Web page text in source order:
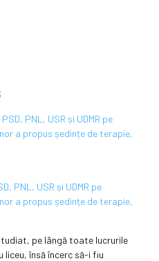
PNL, USR și UDMR pe
a propus ședințe de terapie,
pe lângă toate lucrurile
liceu, însă încerc să-i fiu